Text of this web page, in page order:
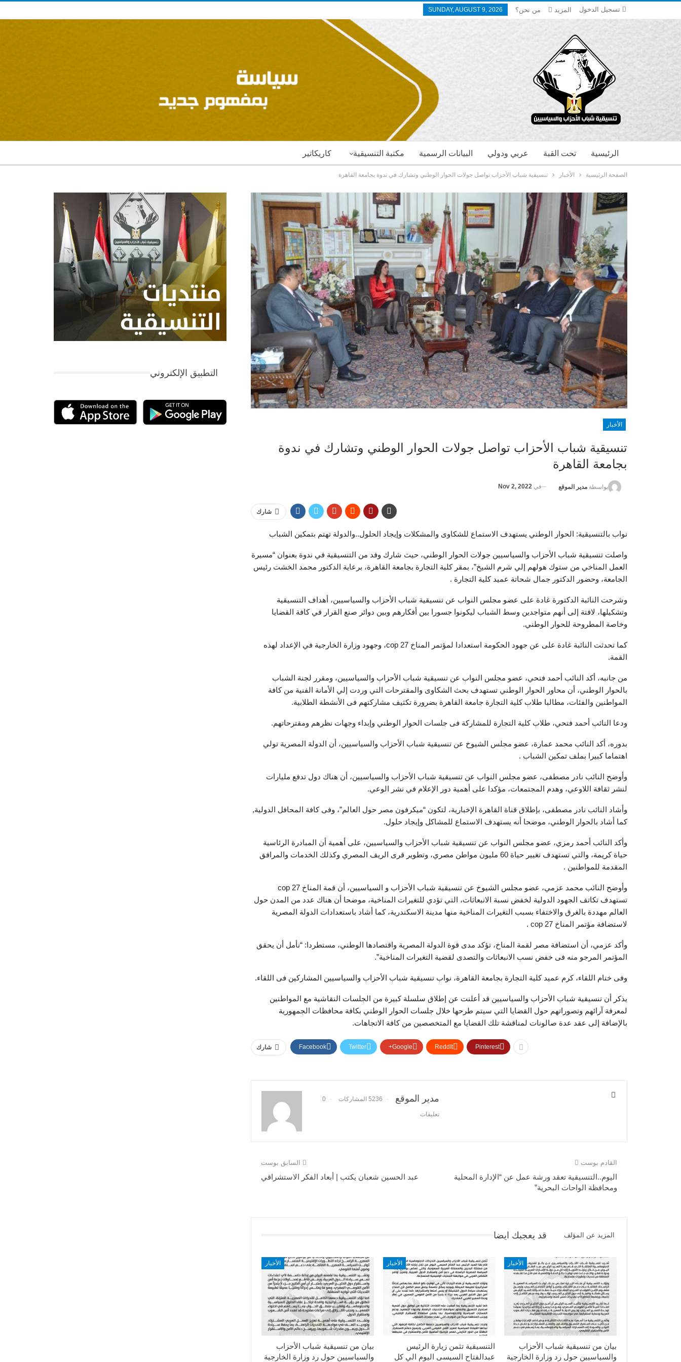
تسجيل الدخول SUNDAY, AUGUST 9, 2026 من نحن؟ المزيد
كاريكاتير مكتبة التنسيقية البيانات الرسمية عربي ودولي تحت القبة الرئيسية
الصفحة الرئيسية الأخبار تنسيقية شباب الأحزاب تواصل جولات الحوار الوطني وتشارك في ندوة بجامعة القاهرة
الأخبار
تنسيقية شباب الأحزاب تواصل جولات الحوار الوطني وتشارك في ندوة
بجامعة القاهرة
بواسطة مدير الموقع في Nov 2, 2022
شارك
نواب بالتنسيقية: الحوار الوطني يستهدف الاستماع للشكاوى والمشكلات وإيجاد الحلول..والدولة تهتم بتمكين الشباب
واصلت تنسيقية شباب الأحزاب والسياسيين جولات الحوار الوطني، حيث شارك وفد من التنسيقية في ندوة بعنوان “مسيرة
العمل المناخي من ستوك هولهم إلي شرم الشيخ”، بمقر كلية التجارة بجامعة القاهرة، برعاية الدكتور محمد الخشت رئيس
الجامعة، وحضور الدكتور جمال شحاتة عميد كلية التجارة .
وشرحت النائبة الدكتورة غادة على عضو مجلس النواب عن تنسيقية شباب الأحزاب والسياسيين، أهداف التنسيقية
وتشكيلها، لافتة إلى أنهم متواجدين وسط الشباب ليكونوا جسورا بين أفكارهم وبين دوائر صنع القرار في كافة القضايا
وخاصة المطروحة للحوار الوطني.
كما تحدثت النائبة غادة على عن جهود الحكومة استعدادا لمؤتمر المناخ cop 27، وجهود وزارة الخارجية في الإعداد لهذه
القمة.
من جانبه، أكد النائب أحمد فتحي، عضو مجلس النواب عن تنسيقية شباب الأحزاب والسياسيين، ومقرر لجنة الشباب
بالحوار الوطني، أن محاور الحوار الوطني تستهدف بحث الشكاوى والمقترحات التي وردت إلي الأمانة الفنية من كافة
المواطنين والفئات، مطالبا طلاب كلية التجارة جامعة القاهرة بضرورة تكثيف مشاركتهم فى الأنشطة الطلابية.
ودعا النائب أحمد فتحي، طلاب كلية التجارة للمشاركة فى جلسات الحوار الوطني وإبداء وجهات نظرهم ومقترحاتهم.
بدوره، أكد النائب محمد عمارة، عضو مجلس الشيوخ عن تنسيقية شباب الأحزاب والسياسيين، أن الدولة المصرية تولي
اهتماما كبيرا بملف تمكين الشباب .
وأوضح النائب نادر مصطفى، عضو مجلس النواب عن تنسيقية شباب الأحزاب والسياسيين، أن هناك دول تدفع مليارات
لنشر ثقافة اللاوعي، وهدم المجتمعات، مؤكدا على أهمية دور الإعلام في نشر الوعي.
وأشاد النائب نادر مصطفى، بإطلاق قناة القاهرة الإخبارية، لتكون “ميكرفون مصر حول العالم”، وفى كافة المحافل الدولية,
كما أشاد بالحوار الوطني، موضحا أنه يستهدف الاستماع للمشاكل وإيجاد حلول.
وأكد النائب أحمد رمزي، عضو مجلس النواب عن تنسيقية شباب الأحزاب والسياسيين، على أهمية أن المبادرة الرئاسية
حياة كريمة، والتي تستهدف تغيير حياة 60 مليون مواطن مصري، وتطوير قرى الريف المصري وكذلك الخدمات والمرافق
المقدمة للمواطنين .
وأوضح النائب محمد عزمي، عضو مجلس الشيوخ عن تنسيقية شباب الأحزاب و السياسيين، أن قمة المناخ cop 27
تستهدف تكاتف الجهود الدولية لخفض نسبة الانبعاثات، التي تؤدي للتغيرات المناخية، موضحا أن هناك عدد من المدن حول
العالم مهددة بالغرق والاختفاء بسبب التغيرات المناخية منها مدينة الاسكندرية، كما أشاد باستعدادات الدولة المصرية
لاستضافة مؤتمر المناخ cop 27 .
وأكد عزمي، أن استضافة مصر لقمة المناخ، تؤكد مدى قوة الدولة المصرية واقتصادها الوطني، مستطردا: “نأمل أن يحقق
المؤتمر المرجو منه فى خفض نسب الانبعاثات والتصدى لقضية التغيرات المناخية”.
وفى ختام اللقاء، كرم عميد كلية التجارة بجامعة القاهرة، نواب تنسيقية شباب الأحزاب والسياسيين المشاركين فى اللقاء.
يذكر أن تنسيقية شباب الأحزاب والسياسيين قد أعلنت عن إطلاق سلسلة كبيرة من الجلسات النقاشية مع المواطنين
لمعرفة آرائهم وتصوراتهم حول القضايا التي سيتم طرحها خلال جلسات الحوار الوطني بكافة محافظات الجمهورية
بالإضافة إلى عقد عدة صالونات لمناقشة تلك القضايا مع المتخصصين من كافة الاتجاهات.
شارك Facebook Twitter Google+ ReddIt Pinterest
مدير الموقع 5236 المشاركات 0
تعليقات
السابق بوست
عبد الحسين شعبان يكتب | أبعاد الفكر الاستشراقي
القادم بوست
اليوم..التنسيقية تعقد ورشة عمل عن “الإدارة المحلية
ومحافظة الواحات البحرية”
قد يعجبك ايضا المزيد عن المؤلف
الأخبار
بيان من تنسيقية شباب الأحزاب
والسياسيين حول رد وزارة الخارجية
الأخبار
التنسيقية تثمن زيارة الرئيس
عبدالفتاح السيسى اليوم الي كل
الأخبار
بيان من تنسيقية شباب الأحزاب
والسياسيين حول رد وزارة الخارجية
التطبيق الإلكتروني